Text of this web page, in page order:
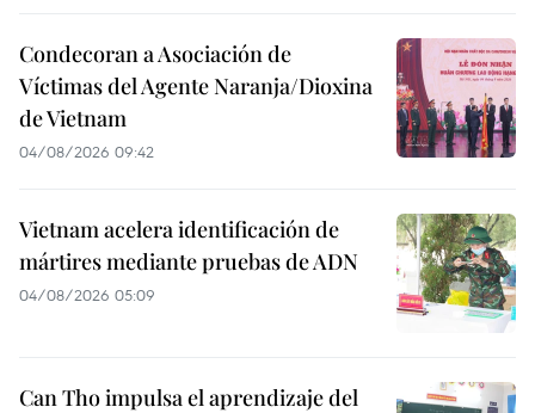
Condecoran a Asociación de
Víctimas del Agente Naranja/Dioxina
de Vietnam
04/08/2026 09:42
Vietnam acelera identificación de
mártires mediante pruebas de ADN
04/08/2026 05:09
Can Tho impulsa el aprendizaje del